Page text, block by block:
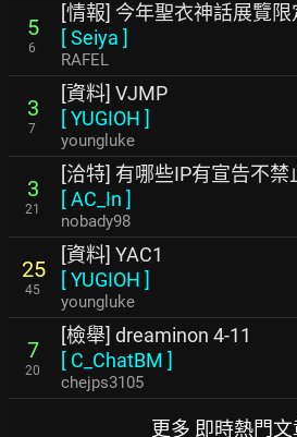
5
6
[情報] 今年聖衣神話展覽限
[Seiya ]
RAFEL
3
7
[資料] VJMP
[YUGIOH ]
youngluke
3
21
[洽特] 有哪些IP有宣告不禁
[AC_In ]
nobady98
25
45
[資料] YAC1
[YUGIOH ]
youngluke
7
20
[檢舉] dreaminon 4-11
[ C_ChatBM ]
chejps3105
更多 即時熱門文